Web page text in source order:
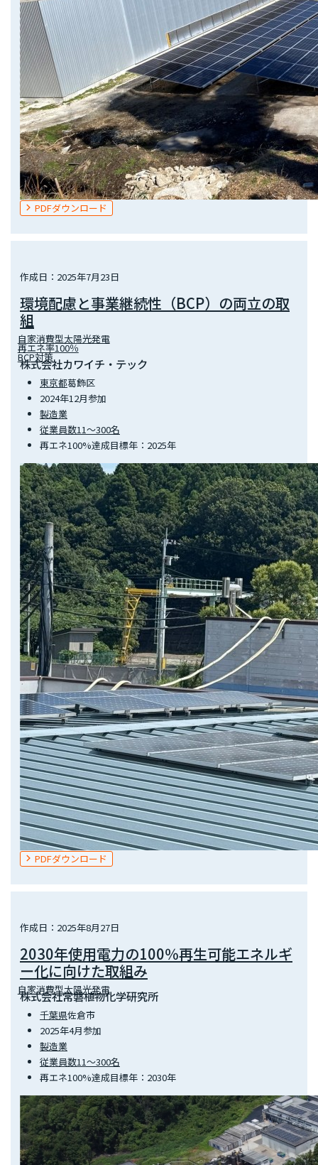
PDFダウンロード
作成日：2025年7月23日
環境配慮と事業継続性（BCP）の両立の取
組
自家消費型太陽光発電
再エネ率100％
BCP対策
株式会社カワイチ・テック
東京都葛飾区
2024年12月参加
製造業
従業員数11～300名
再エネ100%達成目標年：2025年
PDFダウンロード
作成日：2025年8月27日
2030年使用電力の100％再生可能エネルギ
ー化に向けた取組み
自家消費型太陽光発電
株式会社常磐植物化学研究所
千葉県佐倉市
2025年4月参加
製造業
従業員数11～300名
再エネ100%達成目標年：2030年